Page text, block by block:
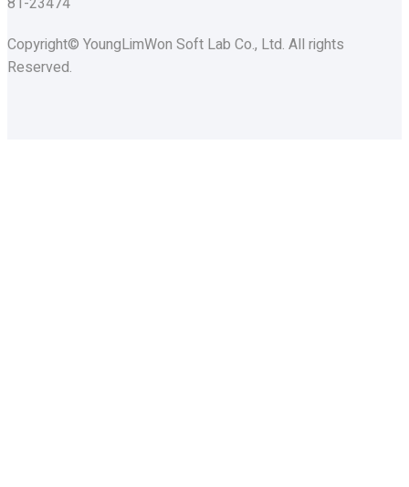
Copyright© YoungLimWon Soft Lab Co., Ltd. All rights
Reserved.